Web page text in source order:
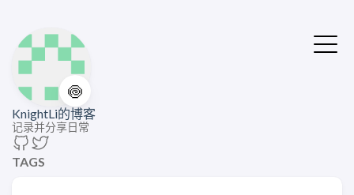
🍥
KnightLi的博客
记录并分享日常
TAGS